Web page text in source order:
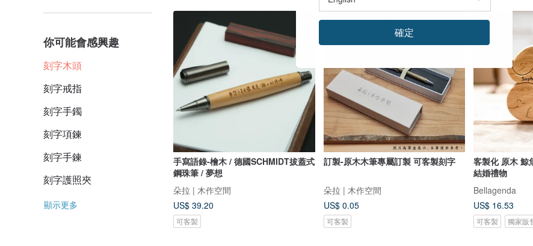
你可能會感興趣
刻字木頭
刻字戒指
刻字手鐲
刻字項鍊
刻字手鍊
刻字護照夾
顯示更多
手寫語錄-檜木 / 德國SCHMIDT拔蓋式
鋼珠筆 / 夢想
朵拉 | 木作空間
US$ 39.20
可客製
訂製-原木木筆專屬訂製 可客製刻字
朵拉 | 木作空間
US$ 0.05
可客製
客製化 原木 鯨
結婚禮物
Bellagenda
US$ 16.53
可客製 獨家販
確定